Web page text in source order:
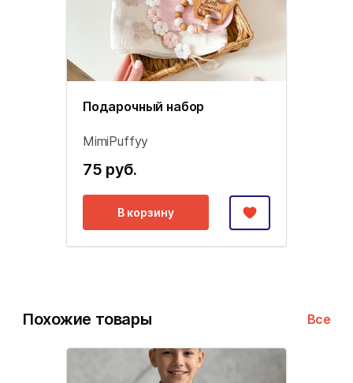
Подарочный набор
MimiPuffyy
75 руб.
В корзину
Похожие товары Все